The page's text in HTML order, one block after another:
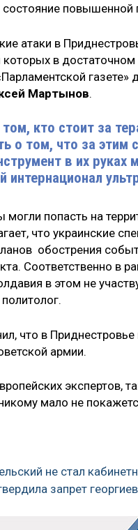
повышенной
атаки в
в достаточном
газете»
Мартынов.
том, кто стоит за
о том, что за этим
в их
интернационал
могли попасть на
что украинские
обострения
Соответственно в
в этом не
что в
армии.
экспертов,
мало не
не стал
запрет